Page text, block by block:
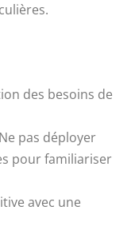
des besoins de
pas déployer
pour familiariser
avec une